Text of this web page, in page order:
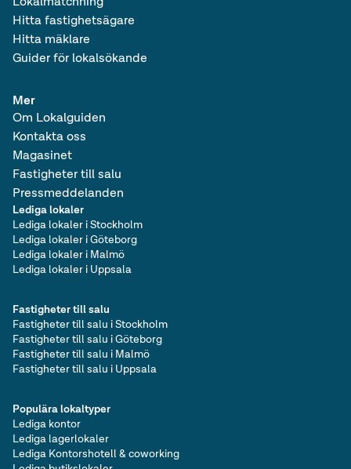
Hitta fastighetsägare
Hitta mäklare
Guider för lokalsökande
Mer
Om Lokalguiden
Kontakta oss
Magasinet
Fastigheter till salu
Pressmeddelanden
Lediga lokaler
Lediga lokaler i Stockholm
Lediga lokaler i Göteborg
Lediga lokaler i Malmö
Lediga lokaler i Uppsala
Populära lokaltyper
Lediga kontor
Lediga lagerlokaler
Lediga Kontorshotell & coworking
Fastigheter till salu
Fastigheter till salu i Stockholm
Fastigheter till salu i Göteborg
Fastigheter till salu i Malmö
Fastigheter till salu i Uppsala